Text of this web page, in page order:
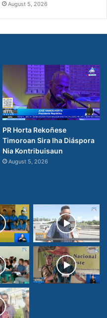
August 5, 2026
PR Horta Rekoñese
Timoroan Sira Iha Diáspora
Nia Kontribuisaun
August 5, 2026